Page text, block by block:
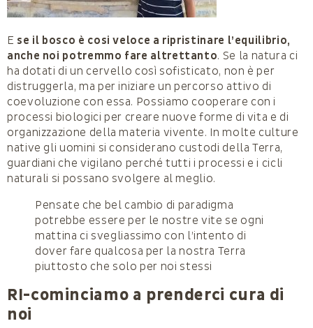
E se il bosco è cosi veloce a ripristinare l’equilibrio,
anche noi potremmo fare altrettanto. Se la natura ci
ha dotati di un cervello così sofisticato, non è per
distruggerla, ma per iniziare un percorso attivo di
coevoluzione con essa. Possiamo cooperare con i
processi biologici per creare nuove forme di vita e di
organizzazione della materia vivente. In molte culture
native gli uomini si considerano custodi della Terra,
guardiani che vigilano perché tutti i processi e i cicli
naturali si possano svolgere al meglio.
Pensate che bel cambio di paradigma
potrebbe essere per le nostre vite se ogni
mattina ci svegliassimo con l’intento di
dover fare qualcosa per la nostra Terra
piuttosto che solo per noi stessi
RI-cominciamo a prenderci cura di
noi